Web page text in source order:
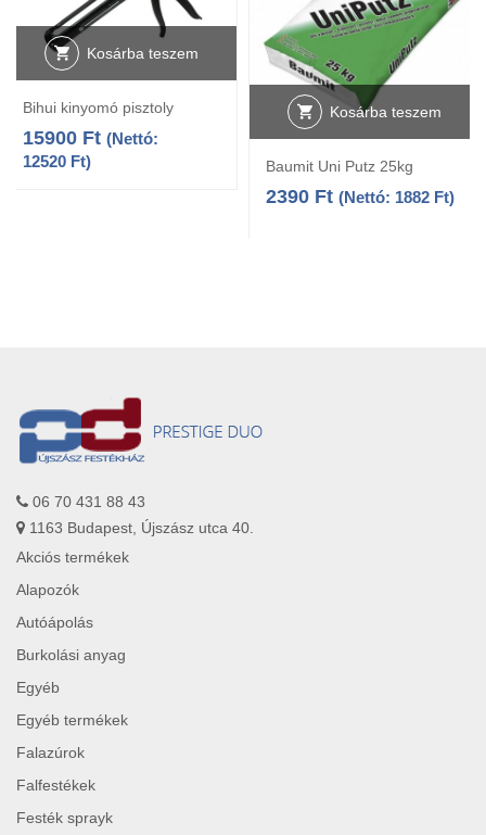
Kosárba teszem
Bihui kinyomó pisztoly
15900 Ft (Nettó:
12520 Ft)
Kosárba teszem
Baumit Uni Putz 25kg
2390 Ft (Nettó: 1882 Ft)
06 70 431 88 43
1163 Budapest, Újszász utca 40.
Akciós termékek
Alapozók
Autóápolás
Burkolási anyag
Egyéb
Egyéb termékek
Falazúrok
Falfestékek
Festék sprayk